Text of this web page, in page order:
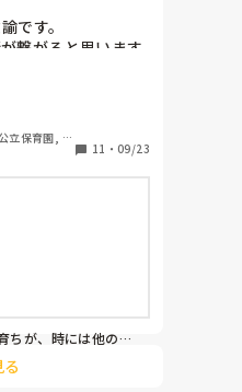
かった…。
です。
繋がると思います
のはキツく言われ
せようとして言っ
極性が足りなかっ
したり頑張って
切だが、キツく言
くなってしまっ
かったのかな、自
いてしまったこと
れは本当に私が悪
立保育園, 認
11 ・ 09/23
ちが、時には他の保
る指導も多くなって